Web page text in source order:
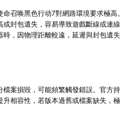
召唤黑色行动7對網路環境要求極高。
封包遺失，容易導致遊戲斷線或連線
，因物理距離較遠，延遲與封包遺失
檔案損毀，可能頻繁觸發錯誤。官方持
升相容性，若版本過舊或檔案缺失，極